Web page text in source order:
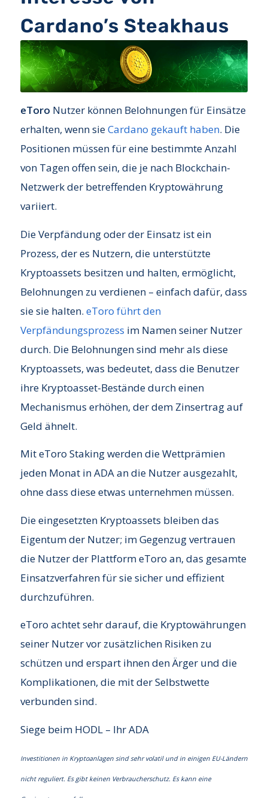
Cardano’s Steakhaus
eToro Nutzer können Belohnungen für Einsätze
erhalten, wenn sieCardano gekauft haben. Die
Positionen müssen für eine bestimmte Anzahl
von Tagen offen sein, die je nach Blockchain-
Netzwerk der betreffenden Kryptowährung
variiert.
Die Verpfändung oder der Einsatz ist ein
Prozess, der es Nutzern, die unterstützte
Kryptoassets besitzen und halten, ermöglicht,
Belohnungen zu verdienen – einfach dafür, dass
sie sie halten. eToro führt den
Verpfändungsprozess im Namen seiner Nutzer
durch. Die Belohnungen sind mehr als diese
Kryptoassets, was bedeutet, dass die Benutzer
ihre Kryptoasset-Bestände durch einen
Mechanismus erhöhen, der dem Zinsertrag auf
Geld ähnelt.
Mit eToro Staking werden die Wettprämien
jeden Monat in ADA an die Nutzer ausgezahlt,
ohne dass diese etwas unternehmen müssen.
Die eingesetzten Kryptoassets bleiben das
Eigentum der Nutzer; im Gegenzug vertrauen
die Nutzer der Plattform eToro an, das gesamte
Einsatzverfahren für sie sicher und effizient
durchzuführen.
eToro achtet sehr darauf, die Kryptowährungen
seiner Nutzer vor zusätzlichen Risiken zu
schützen und erspart ihnen den Ärger und die
Komplikationen, die mit der Selbstwette
verbunden sind.
Siege beim HODL – Ihr ADA
Investitionen in Kryptoanlagen sind sehr volatil und in einigen EU-Ländern
nicht reguliert. Es gibt keinen Verbraucherschutz. Es kann eine